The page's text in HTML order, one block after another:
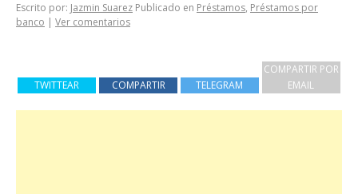
Escrito por: Jazmin Suarez Publicado en Préstamos, Préstamos por
banco
Ver comentarios
TWITTEAR COMPARTIR TELEGRAM
COMPARTIR POR
EMAIL